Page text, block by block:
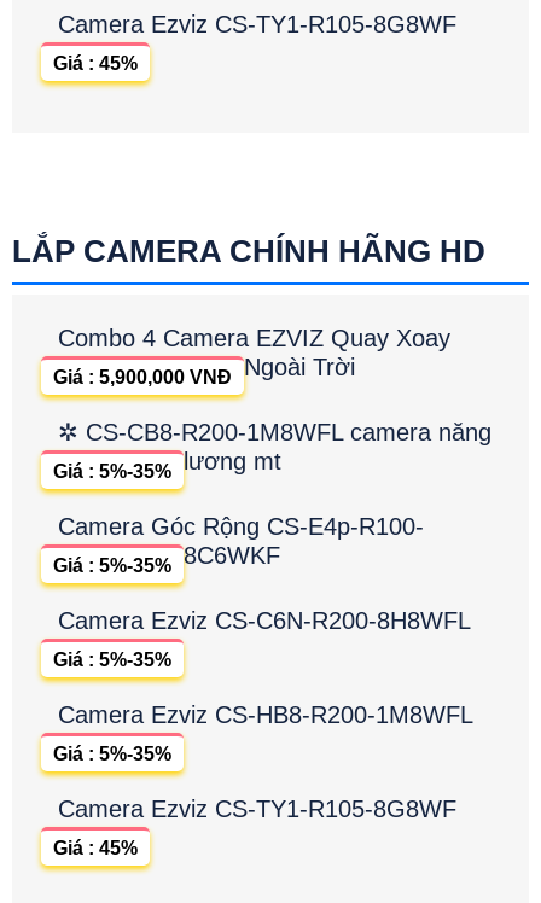
Camera Ezviz CS-TY1-R105-8G8WF
Giá : 45%
LẮP CAMERA CHÍNH HÃNG HD
Combo 4 Camera EZVIZ Quay Xoay
Ngoài Trời
Giá : 5,900,000 VNĐ
✲ CS-CB8-R200-1M8WFL camera năng
lương mt
Giá : 5%-35%
Camera Góc Rộng CS-E4p-R100-
8C6WKF
Giá : 5%-35%
Camera Ezviz CS-C6N-R200-8H8WFL
Giá : 5%-35%
Camera Ezviz CS-HB8-R200-1M8WFL
Giá : 5%-35%
Camera Ezviz CS-TY1-R105-8G8WF
Giá : 45%